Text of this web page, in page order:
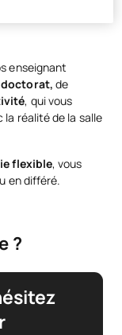
enseignant
de
, qui vous
la réalité de la salle
flexible, vous
en différé.
?